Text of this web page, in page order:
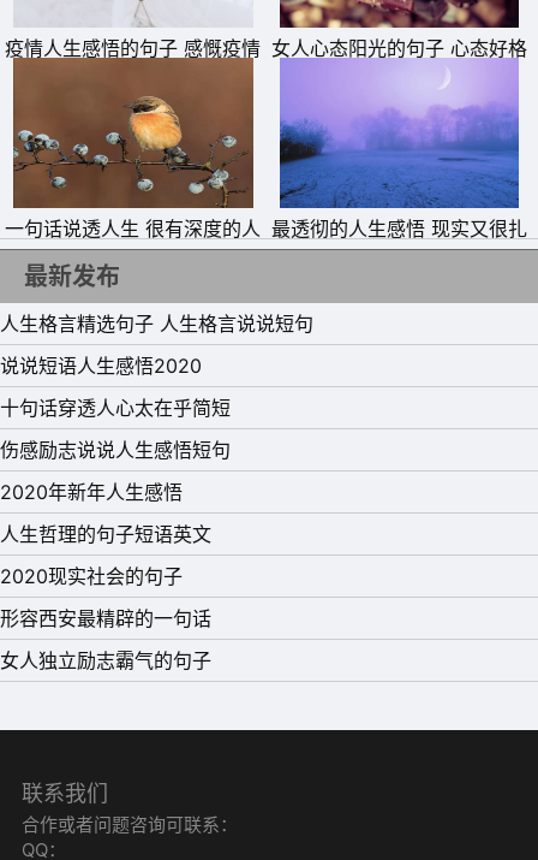
11、个人最大的资产是健康，健康最重要的内容是体魄，体
魄最关键的部位是头脑，头脑最具价值的东西是思想。
12、成功的名字叫奋斗，创新的名字叫探索，勇敢的名字叫
攀登，勤奋的名字叫耕耘，谦虚的名字叫倾听，幸福的名字
叫满足。
13、没有永远的春天，却有永远的春意;没有永远的缠绵，
却有永远的思念;没有永远的成功，却有永远的追求;没有永
14、梦想是我们行动的起跑线，知识是我们前进的加速器，
坚持是我们不停的步伐，智慧是我们成功的法宝。
15、都是路边树上的山果是酸的，其实是我们不懂得如何攀
疫情人生感悟的句子 感慨疫情 女人心态阳光的句子 心态好格
局大的句子
一句话说透人生 很有深度的人
生短句
最透彻的人生感悟 现实又很扎
心的句子
最新发布
人生格言精选句子 人生格言说说短句
说说短语人生感悟2020
十句话穿透人心太在乎简短
伤感励志说说人生感悟短句
2020年新年人生感悟
人生哲理的句子短语英文
2020现实社会的句子
形容西安最精辟的一句话
女人独立励志霸气的句子
联系我们
合作或者问题咨询可联系：
QQ：